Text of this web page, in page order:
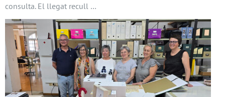
consulta. El llegat recull …